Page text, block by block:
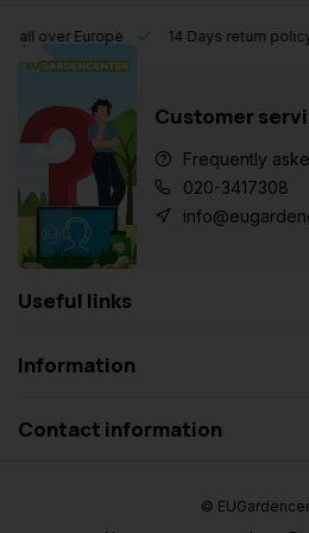
Europe 14 Days return policy
Customer
Frequently
020-3417308
Useful links
Information
Contact information
©